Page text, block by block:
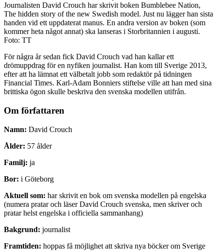
Journalisten David Crouch har skrivit boken Bumblebee Nation,
The hidden story of the new Swedish model. Just nu lägger han sista
handen vid ett uppdaterat manus. En andra version av boken (som
kommer heta något annat) ska lanseras i Storbritannien i augusti.
Foto: TT
För några år sedan fick David Crouch vad han kallar ett
drömuppdrag för en nyfiken journalist. Han kom till Sverige 2013,
efter att ha lämnat ett välbetalt jobb som redaktör på tidningen
Financial Times. Karl-Adam Bonniers stiftelse ville att han med sina
brittiska ögon skulle beskriva den svenska modellen utifrån.
Om författaren
Namn: David Crouch
Ålder: 57 ålder
Familj: ja
Bor: i Göteborg
Aktuell som: har skrivit en bok om svenska modellen på engelska
(numera pratar och läser David Crouch svenska, men skriver och
pratar helst engelska i officiella sammanhang)
Bakgrund: journalist
Framtiden: hoppas få möjlighet att skriva nya böcker om Sverige